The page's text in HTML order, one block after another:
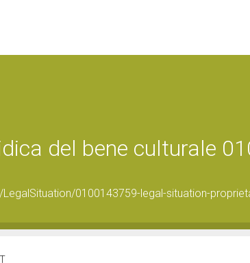
del bene culturale
0100143759-legal-situation-
IT